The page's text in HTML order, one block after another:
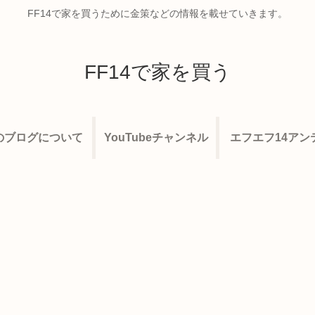
FF14で家を買うために金策などの情報を載せていきます。
FF14で家を買う
ブログについて YouTubeチャンネル エフエフ14アン